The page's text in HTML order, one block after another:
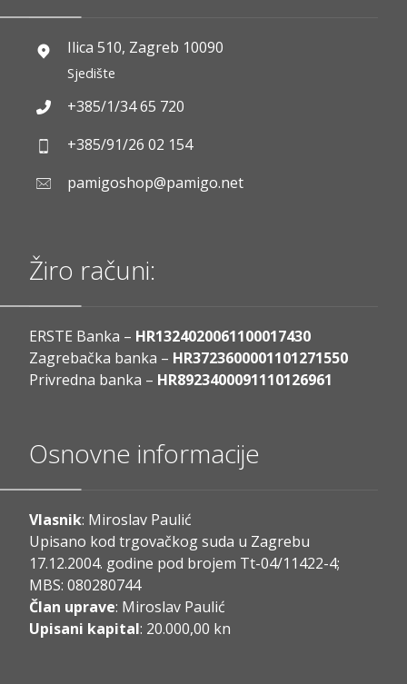
Ilica 510, Zagreb 10090
Sjedište
+385/1/34 65 720
+385/91/26 02 154
pamigoshop@pamigo.net
Žiro računi:
ERSTE Banka – HR1324020061100017430
Zagrebačka banka – HR3723600001101271550
Privredna banka – HR8923400091110126961
Osnovne informacije
Vlasnik: Miroslav Paulić
Upisano kod trgovačkog suda u Zagrebu
17.12.2004. godine pod brojem Tt-04/11422-4;
MBS: 080280744
Član uprave: Miroslav Paulić
Upisani kapital: 20.000,00 kn